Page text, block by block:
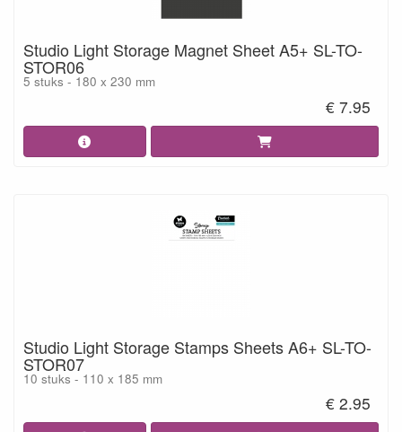
Studio Light Storage Magnet Sheet A5+ SL-TO-
STOR06
5 stuks - 180 x 230 mm
€ 7.95
Studio Light Storage Stamps Sheets A6+ SL-TO-
STOR07
10 stuks - 110 x 185 mm
€ 2.95